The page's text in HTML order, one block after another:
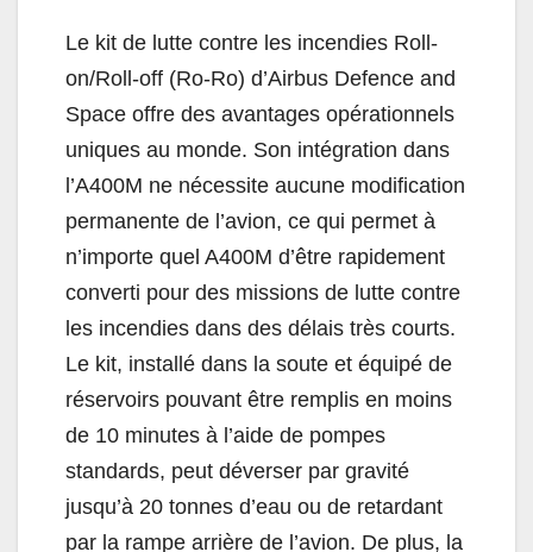
Le kit de lutte contre les incendies Roll-
on/Roll-off (Ro-Ro) d’Airbus Defence and
Space offre des avantages opérationnels
uniques au monde. Son intégration dans
l’A400M ne nécessite aucune modification
permanente de l’avion, ce qui permet à
n’importe quel A400M d’être rapidement
converti pour des missions de lutte contre
les incendies dans des délais très courts.
Le kit, installé dans la soute et équipé de
réservoirs pouvant être remplis en moins
de 10 minutes à l’aide de pompes
standards, peut déverser par gravité
jusqu’à 20 tonnes d’eau ou de retardant
par la rampe arrière de l’avion. De plus, la